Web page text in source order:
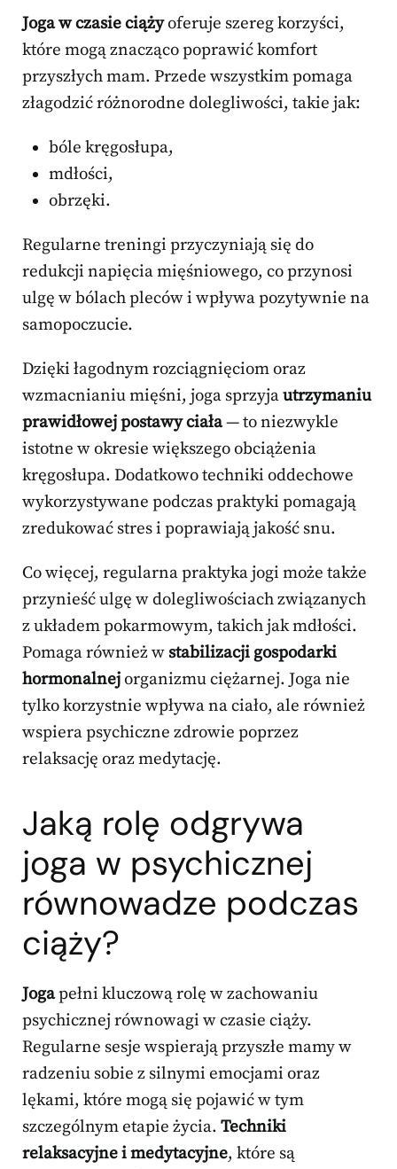
Joga w czasie ciążyoferuje szereg korzyści,
które mogą znacząco poprawić komfort
przyszłych mam. Przede wszystkim pomaga
złagodzić różnorodne dolegliwości, takie jak:
bóle kręgosłupa,
mdłości,
obrzęki.
Regularne treningi przyczyniają się do
redukcji napięcia mięśniowego, co przynosi
ulgę w bólach pleców i wpływa pozytywnie na
samopoczucie.
Dzięki łagodnym rozciągnięciom oraz
wzmacnianiu mięśni, joga sprzyjautrzymaniu
prawidłowej postawy ciała— to niezwykle
istotne w okresie większego obciążenia
kręgosłupa. Dodatkowo techniki oddechowe
wykorzystywane podczas praktyki pomagają
zredukować stres i poprawiają jakość snu.
Co więcej, regularna praktyka jogi może także
przynieść ulgę w dolegliwościach związanych
z układem pokarmowym, takich jak mdłości.
Pomaga również w stabilizacji gospodarki
hormonalnejorganizmu ciężarnej. Joga nie
tylko korzystnie wpływa na ciało, ale również
wspiera psychiczne zdrowie poprzez
relaksację oraz medytację.
Jaką rolę odgrywa
joga w psychicznej
równowadze podczas
ciąży?
Jogapełni kluczową rolę w zachowaniu
psychicznej równowagi w czasie ciąży.
Regularne sesje wspierają przyszłe mamy w
radzeniu sobie z silnymi emocjami oraz
lękami, które mogą się pojawić w tym
szczególnym etapie życia. Techniki
relaksacyjne i medytacyjne, które są